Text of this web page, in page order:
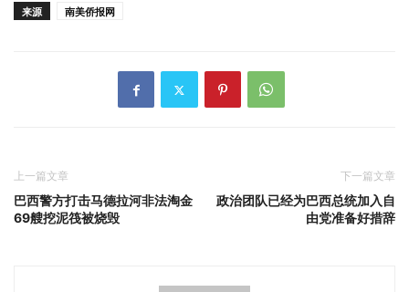
来源 南美侨报网
上一篇文章
巴西警方打击马德拉河非法淘金
69艘挖泥筏被烧毁
下一篇文章
政治团队已经为巴西总统加入自
由党准备好措辞